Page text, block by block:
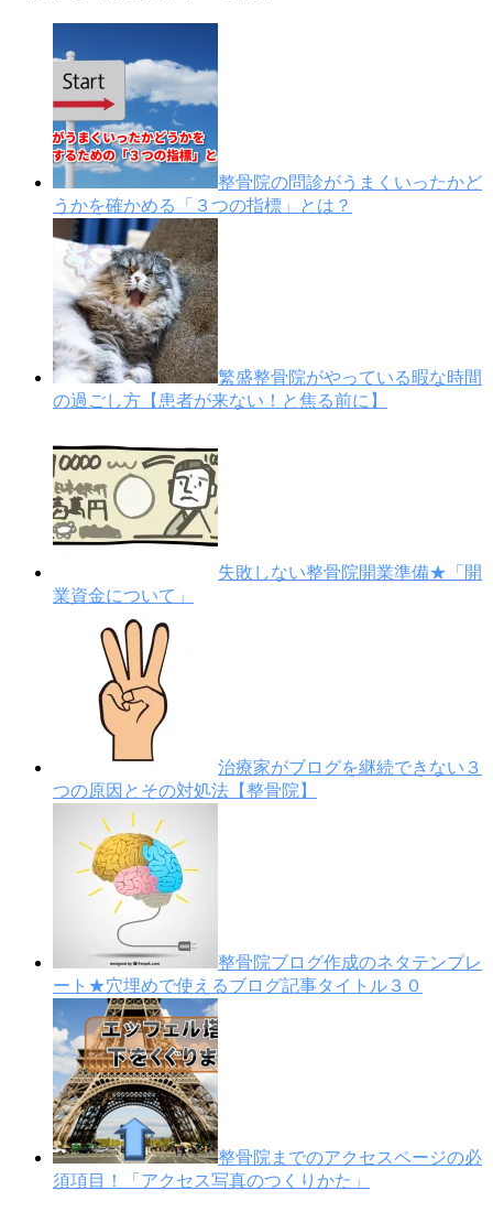
整骨院の問診がうまくいったかど
うかを確かめる「３つの指標」とは？
繁盛整骨院がやっている暇な時間
の過ごし方【患者が来ない！と焦る前に】
失敗しない整骨院開業準備★「開
業資金について」
治療家がブログを継続できない３
つの原因とその対処法【整骨院】
整骨院ブログ作成のネタテンプレ
ート★穴埋めで使えるブログ記事タイトル３０
整骨院までのアクセスページの必
須項目！「アクセス写真のつくりかた」